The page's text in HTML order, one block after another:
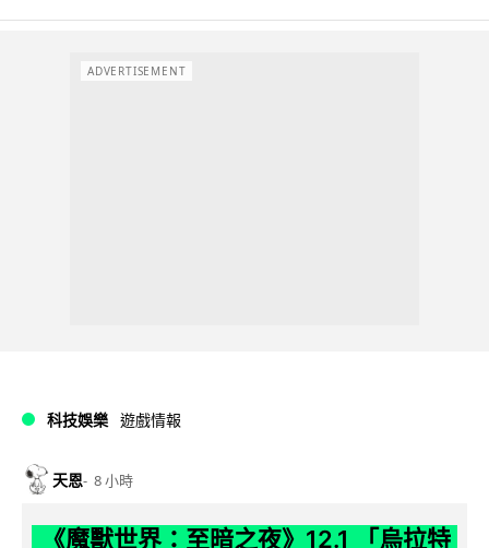
ADVERTISEMENT
科技娛樂 遊戲情報
天恩 8 小時
《魔獸世界：至暗之夜》12.1 「烏拉特